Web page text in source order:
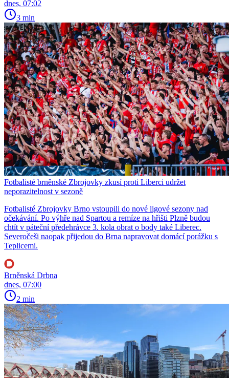
dnes, 07:02
3 min
Fotbalisté brněnské Zbrojovky zkusí proti Liberci udržet
neporazitelnost v sezoně
Fotbalisté Zbrojovky Brno vstoupili do nové ligové sezony nad
očekávání. Po výhře nad Spartou a remíze na hřišti Plzně budou
chtít v páteční předehrávce 3. kola obrat o body také Liberec.
Severočeši naopak přijedou do Brna napravovat domácí porážku s
Teplicemi.
Brněnská Drbna
dnes, 07:00
2 min